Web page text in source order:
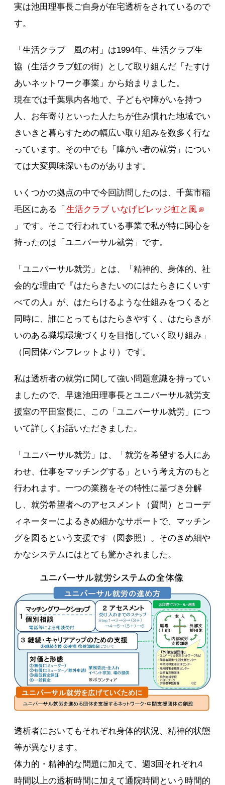
実は池田理事長ご自身が在宅透析をされているので
す。
「生活クラブ 風の村」は1994年、生活クラブ生
協（生活クラブ虹の街）として取り組んだ「たすけ
あいネットワーク事業」から始まりました。
現在では千葉県内各地で、子どもや障がいを持つ
人、お年寄りといった人たちが住み慣れた地域でい
きいきと暮らすための幅広い取り組みを数多く行な
っています。その中でも「障がい者の就労」につい
ては大変興味深いものがあります。
いくつかの拠点の中で今回訪問したのは、千葉市稲
毛区にある「 生活クラブ いなげビレッジ虹と風
」です。そこで行われている事業で私が特に関心を
持ったのは「ユニバーサル就労」です。
「ユニバーサル就労」とは、「精神的、身体的、社
会的な理由で『はたらきたいのにはたらきにくいす
べての人』が、はたらけるような仕組みをつくると
同時に、誰にとってもはたらきやすく、はたらきが
いのある職場環境づくりを目指していく取り組み」
（同団体パンフレットより）です。
私は透析者の就労に関して強い問題意識を持ってい
ましたので、早速池田理事長とユニバーサル就労支
援室の平田室長に、この「ユニバーサル就労」につ
いて詳しくお話いただきました。
「ユニバーサル就労」は、「就労を希望する人にあ
わせ、仕事をマッチングする」という考え方のもと
行われます。一つの業務をその特性に基づき分解
し、就労希望者へのアセスメント（質問）とコーデ
ィネーターによるきめ細かなサポートで、マッチン
グを図るという支援です（図参照）。そのきめ細や
かなシステムにはとても驚かされました。
透析者においてもそれぞれ身体的状況、精神的状態
等が異なります。
体力的・精神的な問題に加えて、週3回それぞれ4
時間以上の透析時間に加えて通院時間という時間的